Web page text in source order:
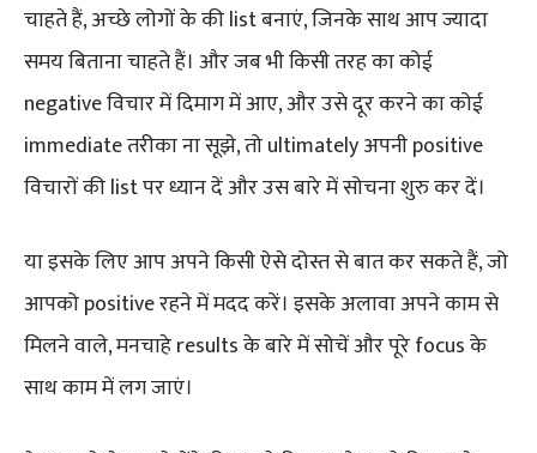
चाहते हैं, अच्छे लोगों के की list बनाएं, जिनके साथ आप ज्यादा
समय बिताना चाहते हैं। और जब भी किसी तरह का कोई
negative विचार में दिमाग में आए, और उसे दूर करने का कोई
immediate तरीका ना सूझे, तो ultimately अपनी positive
विचारों की list पर ध्यान दें और उस बारे में सोचना शुरु कर दें।
या इसके लिए आप अपने किसी ऐसे दोस्त से बात कर सकते हैं, जो
आपको positive रहने में मदद करें। इसके अलावा अपने काम से
मिलने वाले, मनचाहे results के बारे में सोचें और पूरे focus के
साथ काम में लग जाएं।